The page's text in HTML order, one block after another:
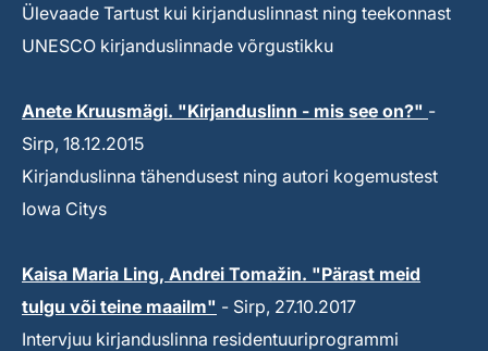
Ülevaade Tartust kui kirjanduslinnast ning teekonnast
UNESCO kirjanduslinnade võrgustikku
Anete Kruusmägi. "Kirjanduslinn - mis see on?" -
Sirp, 18.12.2015
Kirjanduslinna tähendusest ning autori kogemustest
Iowa Citys
Kaisa Maria Ling, Andrei Tomažin. "Pärast meid
tulgu või teine maailm" - Sirp, 27.10.2017
Intervjuu kirjanduslinna residentuuriprogrammi